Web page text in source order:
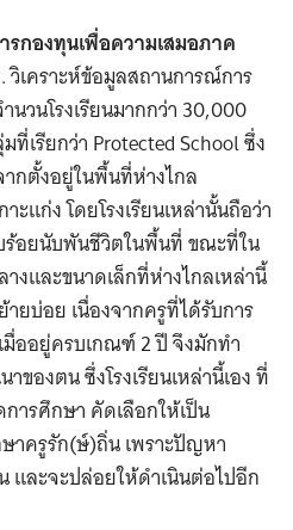
กองทุนเพื่อความเสมอภาค
วิเคราะห์ข้อมูลสถานการณ์การ
วนโรงเรียนมากกว่า 30,000
ที่เรียกว่า Protected School ซึ่ง
ากตั้งอยู่ในพื้นที่ห่างไกล
ะแก่ง โดยโรงเรียนเหล่านั้นถือว่า
ร้อยนับพันชีวิตในพื้นที่ ขณะที่ใน
งและขนาดเล็กที่ห่างไกลเหล่านี้
ยบ่อย เนื่องจากครูที่ได้รับการ
ออยู่ครบเกณฑ์ 2 ปี จึงมักทำ
ของตน ซึ่งโรงเรียนเหล่านี้เอง ที่
ารศึกษา คัดเลือกให้เป็น
าครูรัก(ษ์)ถิ่น เพราะปัญหา
และจะปล่อยให้ดำเนินต่อไปอีก